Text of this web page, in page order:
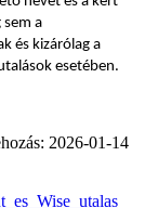
a
és kizárólag a
esetében.
2026-01-14